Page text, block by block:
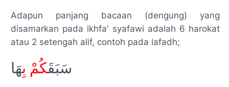
Adapun panjang bacaan (dengung) yang
disamarkan pada ikhfa' syafawi adalah 6 harokat
atau 2 setengah alif, contoh pada lafadh;
سَبَقَکُمْ بِهَا